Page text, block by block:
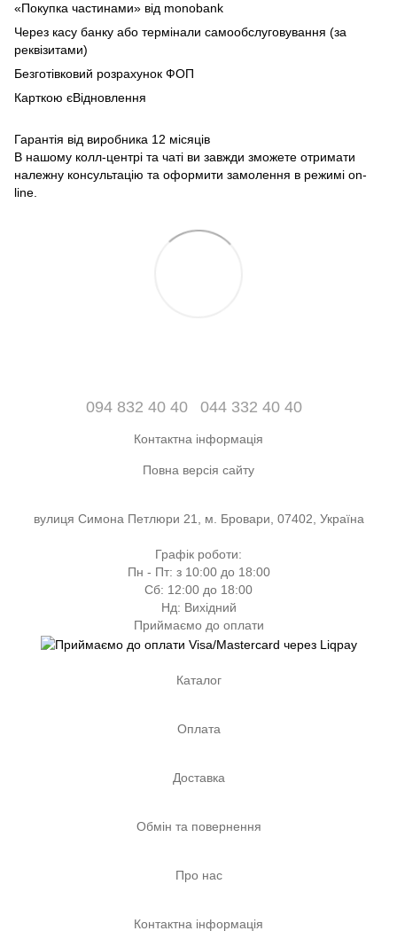
«Покупка частинами» від monobank
Через касу банку або термінали самообслуговування (за
реквізитами)
Безготівковий розрахунок ФОП
Карткою єВідновлення
Гарантія від виробника 12 місяців
В нашому колл-центрі та чаті ви завжди зможете отримати
належну консультацію та оформити замолення в режимі on-
line.
094 832 40 40 044 332 40 40
Контактна інформація
Повна версія сайту
вулиця Симона Петлюри 21, м. Бровари, 07402, Україна
Графік роботи:
Пн - Пт: з 10:00 до 18:00
Сб: 12:00 до 18:00
Нд: Вихідний
Приймаємо до оплати
Каталог
Оплата
Доставка
Обмін та повернення
Про нас
Контактна інформація